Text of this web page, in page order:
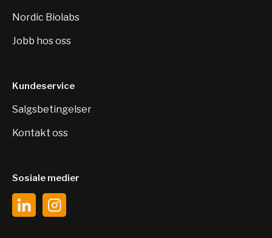
Nordic Biolabs
Jobb hos oss
Kundeservice
Salgsbetingelser
Kontakt oss
Sosiale medier